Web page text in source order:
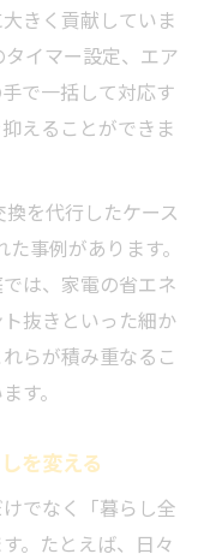
きく貢献していま
タイマー設定、エア
で一括して対応す
えることができま
換を代行したケース
事例があります。
は、家電の省エネ
抜きといった細か
らが積み重なるこ
す。
を変える
でなく「暮らし全
。たとえば、日々